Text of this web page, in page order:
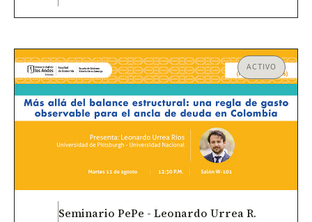
ACTIVO
Seminario PePe - Leonardo Urrea R.